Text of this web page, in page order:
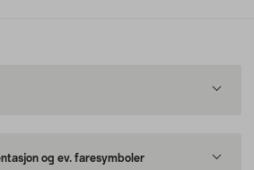
og ev. faresymboler